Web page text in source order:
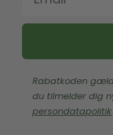
Rabatkoden
du tilmelder dig
persondatapolitik.